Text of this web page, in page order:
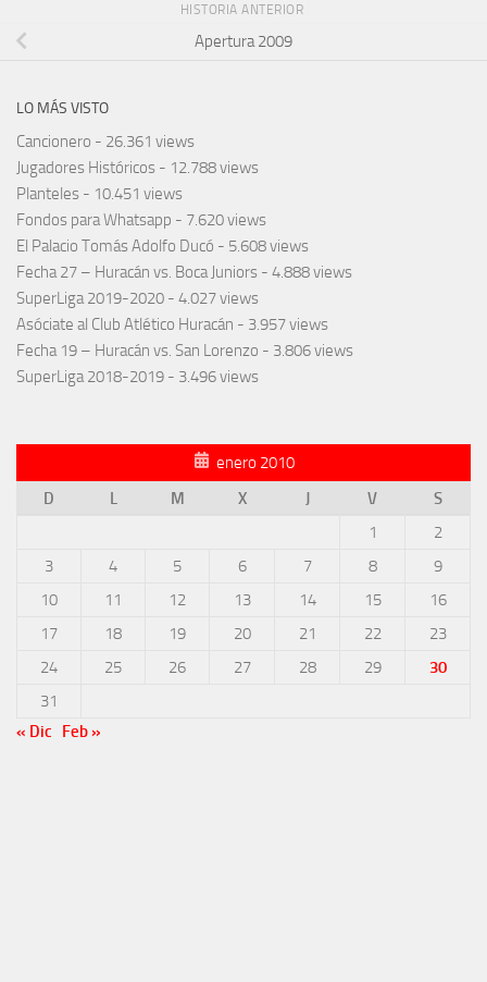
HISTORIA ANTERIOR
Apertura 2009
LO MÁS VISTO
Cancionero - 26.361 views
Jugadores Históricos - 12.788 views
Planteles - 10.451 views
Fondos para Whatsapp - 7.620 views
El Palacio Tomás Adolfo Ducó - 5.608 views
Fecha 27 – Huracán vs. Boca Juniors - 4.888 views
SuperLiga 2019-2020 - 4.027 views
Asóciate al Club Atlético Huracán - 3.957 views
Fecha 19 – Huracán vs. San Lorenzo - 3.806 views
SuperLiga 2018-2019 - 3.496 views
enero 2010
D
L M X J V
S
1
2
3
4 5 6 7 8
9
10
11 12 13 14 15
16
17
18 19 20 21 22
23
24
25 26 27 28 29
30
31
« Dic
Feb »